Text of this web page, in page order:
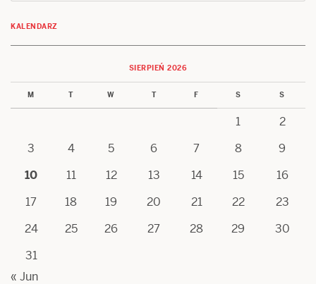
KALENDARZ
SIERPIEŃ 2026
M T W T F S S
1
2
3
4 5 6 7 8
9
10
11 12 13 14 15
16
17
18 19 20 21 22
23
24
25 26 27 28 29
30
31
« Jun